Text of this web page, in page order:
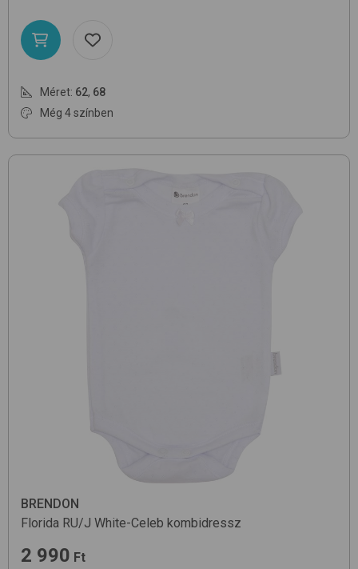
Méret: 62, 68
Még 4 színben
BRENDON
Florida RU/J White-Celeb kombidressz
2 990 Ft